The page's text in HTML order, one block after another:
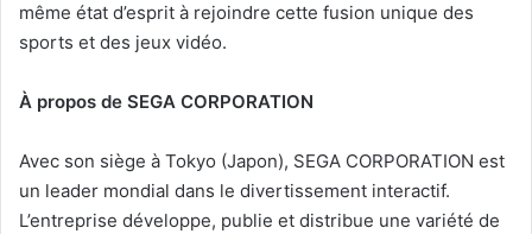
même état d’esprit à rejoindre cette fusion unique des
sports et des jeux vidéo.
À propos de SEGA CORPORATION
Avec son siège à Tokyo (Japon), SEGA CORPORATION est
un leader mondial dans le divertissement interactif.
L’entreprise développe, publie et distribue une variété de